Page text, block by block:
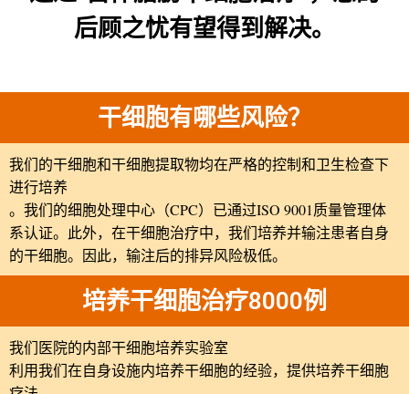
后顾之忧有望得到解决。
干细胞有哪些风险？
我们的干细胞和干细胞提取物均在严格的控制和卫生检查下
进行培养
。我们的细胞处理中心（CPC）已通过ISO 9001质量管理体
系认证。此外，在干细胞治疗中，我们培养并输注患者自身
的干细胞。因此，输注后的排异风险极低。
培养干细胞治疗8000例
我们医院的内部干细胞培养实验室
利用我们在自身设施内培养干细胞的经验，提供培养干细胞